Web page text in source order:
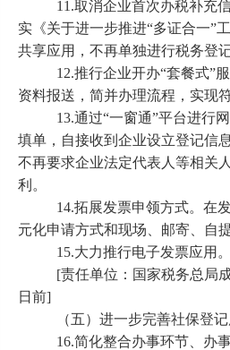
11.取消企业首次办税补充
实《关于进一步推进“多证合一”
共享应用，不再单独进行税务登
12.推行企业开办“套餐式”
资料报送，简并办理流程，实现
13.通过“一窗通”平台进行
填单，自接收到企业设立登记信
不再要求企业法定代表人等相关
利。
14.拓展发票申领方式。在
元化申请方式和现场、邮寄、自
15.大力推行电子发票应用
[责任单位：国家税务总局
日前]
（五）进一步完善社保登
16.简化整合办事环节、办